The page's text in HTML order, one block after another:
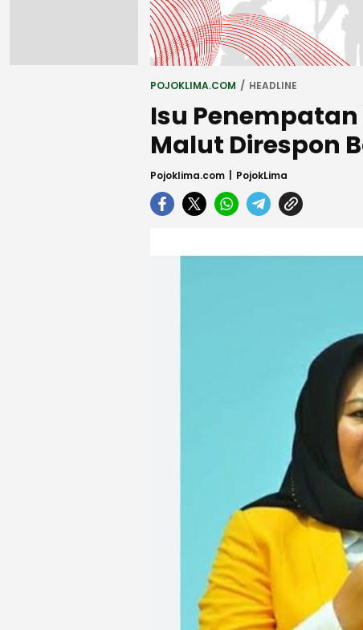
POJOKLIMA.COM HEADLINE
Isu Penempatan
Malut Direspon
Pojoklima.com PojokLima